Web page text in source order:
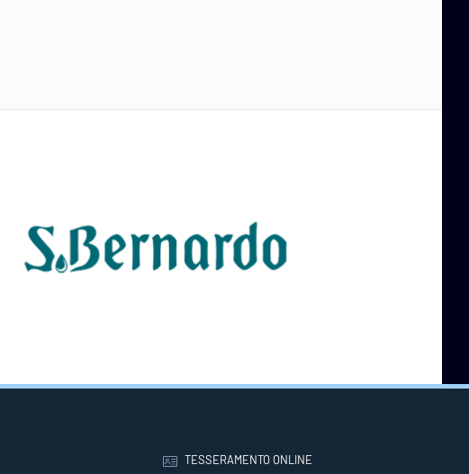
TESSERAMENTO ONLINE